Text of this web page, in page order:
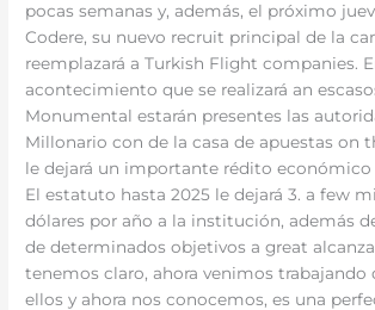
pocas semanas y, además, el próximo
Codere, su nuevo recruit principal de la
reemplazará a Turkish Flight companies.
acontecimiento que se realizará an
Monumental estarán presentes las
Millonario con de la casa de apuestas on
le dejará un importante rédito
El estatuto hasta 2025 le dejará 3. a few
dólares por año a la institución, además
de determinados objetivos a great
tenemos claro, ahora venimos trabajando
ellos y ahora nos conocemos, es una